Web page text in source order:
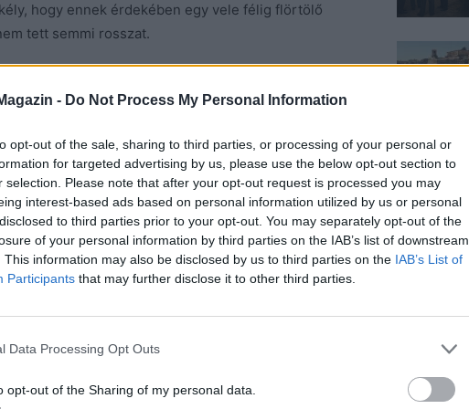
- Do Not Process My Personal Information
opt-out of the sale, sharing to third parties, or processing of your personal or
for targeted advertising by us, please use the below opt-out section to
selection. Please note that after your opt-out request is processed you may
interest-based ads based on personal information utilized by us or personal
to third parties prior to your opt-out. You may separately opt-out of the
of your personal information by third parties on the IAB’s list of downstream
This information may also be disclosed by us to third parties on the IAB’s List of
Participants that may further disclose it to other third parties.
Data Processing Opt Outs
opt-out of the Sharing of my personal data.
hogy ennek érdekében egy vele félig flörtölő
tett semmi rosszat.
incel közösségeket, de az utóbbi években
oldalakon is a nők tárgyiasításának,
hogy az egész mondvacsinált probléma, de nem az,
és annak felszínre hozatala, hogy sokan
azért, hogy ne váltsanak ki szexuális ingereket a
a világban, pedig csak a férfiak gondolkodását és
állatok szintjén vannak.
kialakítása fiataloknál, és ez vonatkozik a lányokra
mítosza ebben nem segítség. Még fontosabb
az érzelmek fontosságát, és nem azzal
A mögöttes tartalmak már semmi másról nem
néz ki, és milyen trendet követ. Ezért nehéz a
az internetre, és a szülői,